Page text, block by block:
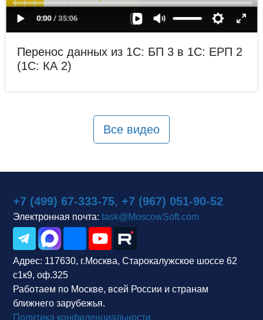
Перенос данных из 1С: БП 3 в 1С: ЕРП 2
(1С: КА 2)
Все видео
+7 (499) 67-333-75, +7 (967) 051-90-52
Электронная почта: task@MoscowSoft.com
Адрес: 117630, г.Москва, Старокалужское шоссе 62
с1к9, оф.325
Работаем по Москве, всей России и странам
ближнего зарубежья.
Политика конфиденциальности